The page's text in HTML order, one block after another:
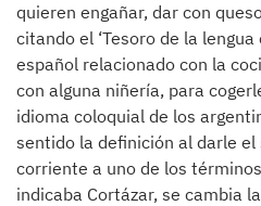
quieren engañar, dar con
citando el ‘Tesoro de la
español relacionado con la
con alguna niñería, para
idioma coloquial de los
sentido la definición al darle
corriente a uno de los
indicaba Cortázar, se cambia la